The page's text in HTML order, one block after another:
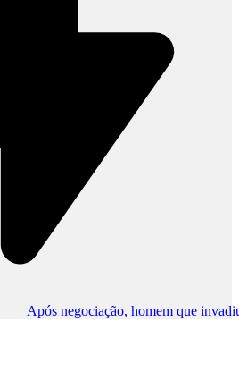
Após negociação, homem que invadiu